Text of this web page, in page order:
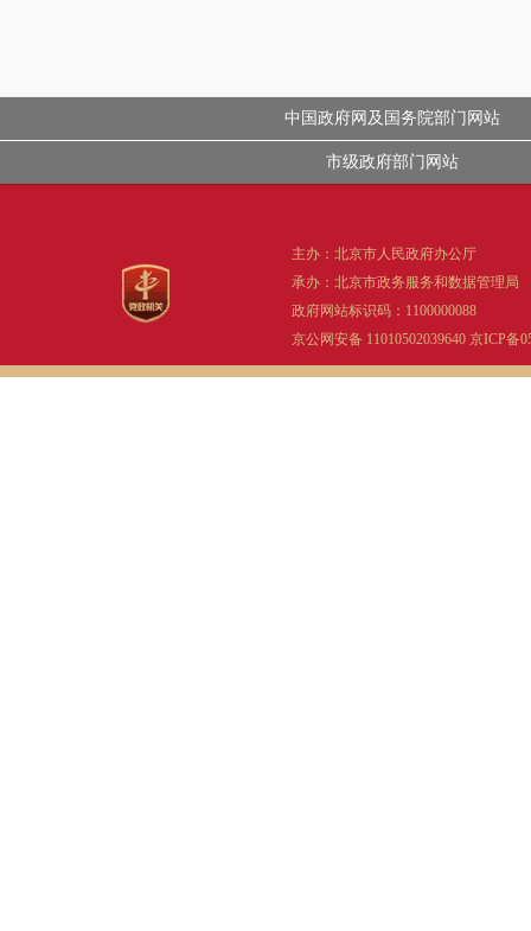
中国政府网及国务院部门网站
市级政府部门网站
主办：北京市人民政府办公厅
承办：北京市政务服务和数据管理局
政府网站标识码：1100000088
京公网安备 11010502039640 京ICP备